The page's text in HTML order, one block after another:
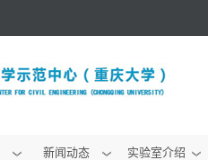
新闻动态 实验室介绍